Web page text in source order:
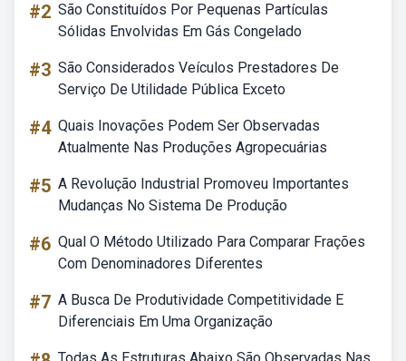
#2 São Constituídos Por Pequenas Partículas
Sólidas Envolvidas Em Gás Congelado
#3 São Considerados Veículos Prestadores De
Serviço De Utilidade Pública Exceto
#4 Quais Inovações Podem Ser Observadas
Atualmente Nas Produções Agropecuárias
#5 A Revolução Industrial Promoveu Importantes
Mudanças No Sistema De Produção
#6 Qual O Método Utilizado Para Comparar Frações
Com Denominadores Diferentes
#7 A Busca De Produtividade Competitividade E
Diferenciais Em Uma Organização